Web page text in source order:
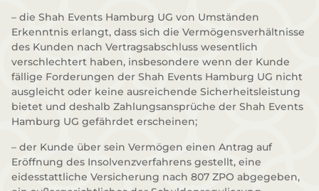
– die Shah Events Hamburg UG von Umständen
Erkenntnis erlangt, dass sich die Vermögensverhältnisse
des Kunden nach Vertragsabschluss wesentlich
verschlechtert haben, insbesondere wenn der Kunde
fällige Forderungen der Shah Events Hamburg UG nicht
ausgleicht oder keine ausreichende Sicherheitsleistung
bietet und deshalb Zahlungsansprüche der Shah Events
Hamburg UG gefährdet erscheinen;
– der Kunde über sein Vermögen einen Antrag auf
Eröffnung des Insolvenzverfahrens gestellt, eine
eidesstattliche Versicherung nach 807 ZPO abgegeben,